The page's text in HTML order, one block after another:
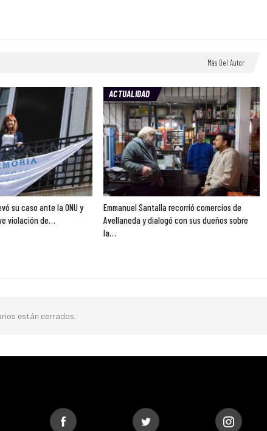
Más Del Autor
su caso ante la ONU y
violación de…
ACTUALIDAD
Emmanuel Santalla recorrió comercios de
Avellaneda y dialogó con sus dueños sobre
la…
están cerrados.